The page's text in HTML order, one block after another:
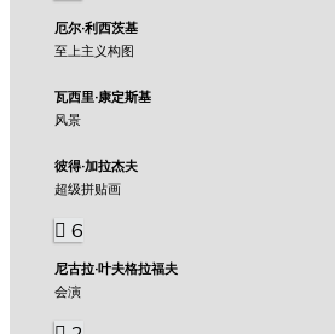
厄尔·利西茨基
至上主义构图
瓦西里·康定斯基
风景
彼得·加拉杰夫
超级拼贴画
6
尼古拉·叶夫格拉福夫
会演